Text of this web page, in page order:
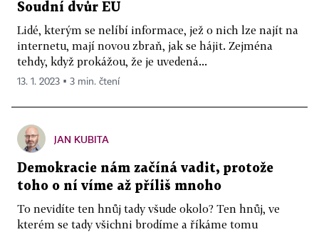
Soudní dvůr EU
Lidé, kterým se nelíbí informace, jež o nich lze najít na
internetu, mají novou zbraň, jak se hájit. Zejména
tehdy, když prokážou, že je uvedená...
13. 1. 2023 ▪ 3 min. čtení
JAN KUBITA
Demokracie nám začíná vadit, protože
toho o ní víme až příliš mnoho
To nevidíte ten hnůj tady všude okolo? Ten hnůj, ve
kterém se tady všichni brodíme a říkáme tomu